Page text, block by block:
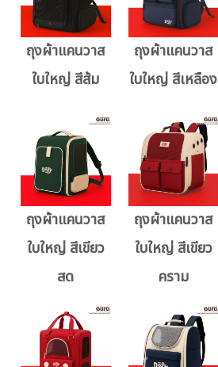
ถุงผ้าแคนวาส
ใบใหญ่ สีส้ม
ถุงผ้าแคนวาส
ใบใหญ่ สีเหลือง
ถุงผ้าแคนวาส
ใบใหญ่ สีเขียว
สด
ถุงผ้าแคนวาส
ใบใหญ่ สีเขียว
คราม